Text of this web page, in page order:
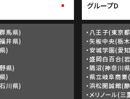
馬県)
井県)
)
県)
)
川県)
グループD
・八王子(東京
・矢板中央(栃
・安城学園(愛
・盛岡白百合(
・鵠沼(神奈川
・県立岐阜商
・浜松開誠館(
・メリノール(三